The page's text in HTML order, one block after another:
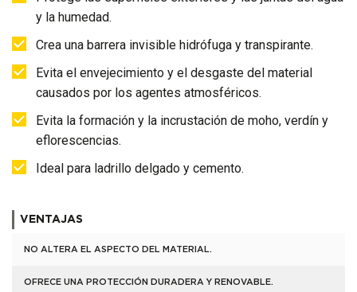
y la humedad.
Crea una barrera invisible hidrófuga y transpirante.
Evita el envejecimiento y el desgaste del material
causados por los agentes atmosféricos.
Evita la formación y la incrustación de moho, verdín y
eflorescencias.
Ideal para ladrillo delgado y cemento.
VENTAJAS
NO ALTERA EL ASPECTO DEL MATERIAL.
OFRECE UNA PROTECCIÓN DURADERA Y RENOVABLE.